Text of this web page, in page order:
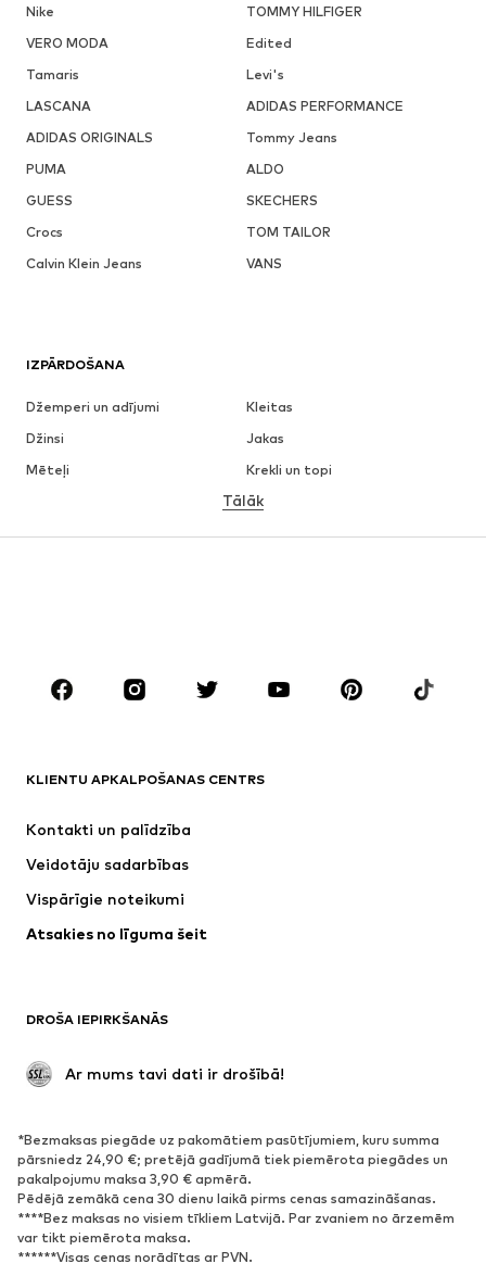
Nike
TOMMY HILFIGER
VERO MODA
Edited
Tamaris
Levi's
LASCANA
ADIDAS PERFORMANCE
ADIDAS ORIGINALS
Tommy Jeans
PUMA
ALDO
GUESS
SKECHERS
Crocs
TOM TAILOR
Calvin Klein Jeans
VANS
IZPĀRDOŠANA
Džemperi un adījumi
Kleitas
Džinsi
Jakas
Mēteļi
Krekli un topi
Apakšveļa
Svārki
Blūzes un tunikas
Aksesuāri
Premium
Jaunumi
Šobrīd populāri
Apakšveļa
Mēteļi
Svinības
Ekskluzīvi
APAVI
Jaunumi
Šobrīd populāri
Brīvā laika apavi
Puszābaki
Augstpapēžu apavi
Zābaki
Tālāk
KLIENTU APKALPOŠANAS CENTRS
Kontakti un palīdzība
Veidotāju sadarbības
Vispārīgie noteikumi
Atsakies no līguma šeit
DROŠA IEPIRKŠANĀS
Ar mums tavi dati ir drošībā!
*Bezmaksas piegāde uz pakomātiem pasūtījumiem, kuru summa
pārsniedz 24,90 €; pretējā gadījumā tiek piemērota piegādes un
pakalpojumu maksa 3,90 € apmērā.
Pēdējā zemākā cena 30 dienu laikā pirms cenas samazināšanas.
****Bez maksas no visiem tīkliem Latvijā. Par zvaniem no ārzemēm
var tikt piemērota maksa.
******Visas cenas norādītas ar PVN.